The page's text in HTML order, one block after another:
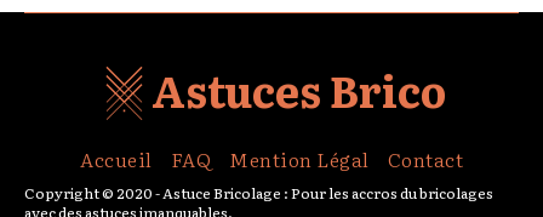
Astuces Brico
Accueil FAQ Mention Légal Contact
Copyright © 2020 - Astuce Bricolage : Pour les accros du bricolages
avec des astuces imanquables.